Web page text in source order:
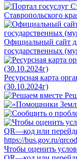
Ставропольского
Официальный сайт
государственных
Ресурсная карта
(30.10.2024г)
Чтобы оценить